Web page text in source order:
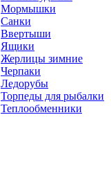
Мормышки
Санки
Ввертыши
Ящики
Жерлицы зимние
Черпаки
Ледорубы
Торпеды для рыбалки
Теплообменники